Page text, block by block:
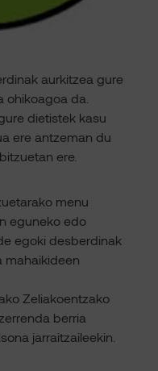
aurkitzea gure
ohikoagoa da.
dietistek kasu
ere antzeman du
ere.
menu
eguneko edo
egoki desberdinak
mahaikideen
Zeliakoentzako
berria
jarraitzaileekin.